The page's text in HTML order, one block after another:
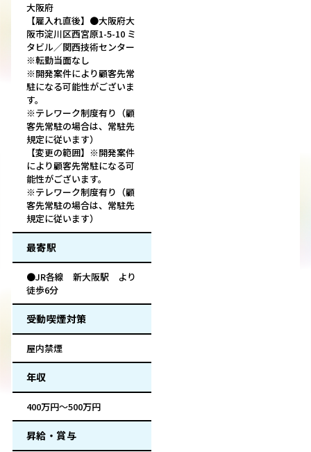
大阪府
【雇入れ直後】●大阪府大
阪市淀川区西宮原1-5-10 ミ
タビル／関西技術センター
※転勤当面なし
※開発案件により顧客先常
駐になる可能性がございま
す。
※テレワーク制度有り（顧
客先常駐の場合は、常駐先
規定に従います）
【変更の範囲】※開発案件
により顧客先常駐になる可
能性がございます。
※テレワーク制度有り（顧
客先常駐の場合は、常駐先
規定に従います）
最寄駅
●JR各線 新大阪駅 より
徒歩6分
受動喫煙対策
屋内禁煙
年収
400万円～500万円
昇給・賞与